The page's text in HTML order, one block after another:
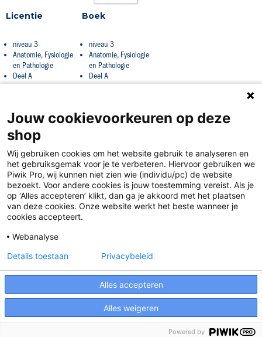
Licentie
niveau 3
Anatomie, Fysiologie
en Pathologie
Deel A
Boek
niveau 3
Anatomie, Fysiologie
en Pathologie
Deel A
Disclaimer
Privacy
Algemene voorwaarden
Cookies
Responsible Disclosure Statement
Jouw cookievoorkeuren op deze
shop
Wij gebruiken cookies om het website gebruik te analyseren en
het gebruiksgemak voor je te verbeteren. Hiervoor gebruiken we
Piwik Pro, wij kunnen niet zien wie (individu/pc) de website
bezoekt. Voor andere cookies is jouw toestemming vereist. Als je
op ‘Alles accepteren’ klikt, dan ga je akkoord met het plaatsen
van deze cookies. Onze website werkt het beste wanneer je
cookies accepteert.
Webanalyse
Alles accepteren
Alles weigeren
Details toestaan Privacybeleid
Powered by